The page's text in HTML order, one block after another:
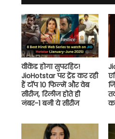
वीकेंड होगा सुपरहिट!
JioHotstar पर ट्रेंड कर रही
हैं टॉप 10 फिल्में और वेब
सीरीज, रिलीज होते ही
नंबर-1 बनी ये सीरीज